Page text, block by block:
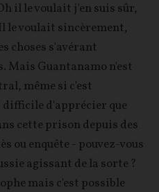
il le voulait j'en suis sûr,
le voulait sincèrement,
choses s'avérant
Mais Guantanamo n'est
même si c'est
d'apprécier que
cette prison depuis des
ou enquête - pouvez-vous
agissant de la sorte ?
mais c'est possible